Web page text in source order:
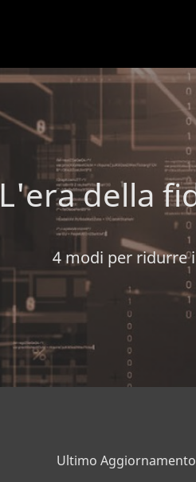
L'era della
4 modi per ridurre
Ultimo